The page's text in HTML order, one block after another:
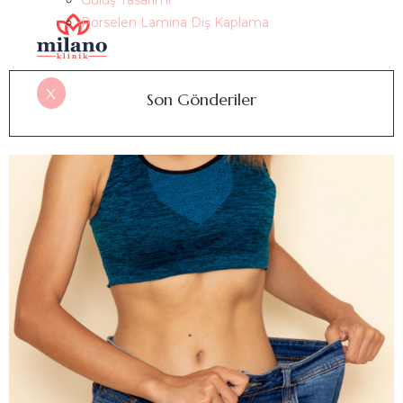
X
Porselen Lamina Diş Kaplama
Son Gönderiler